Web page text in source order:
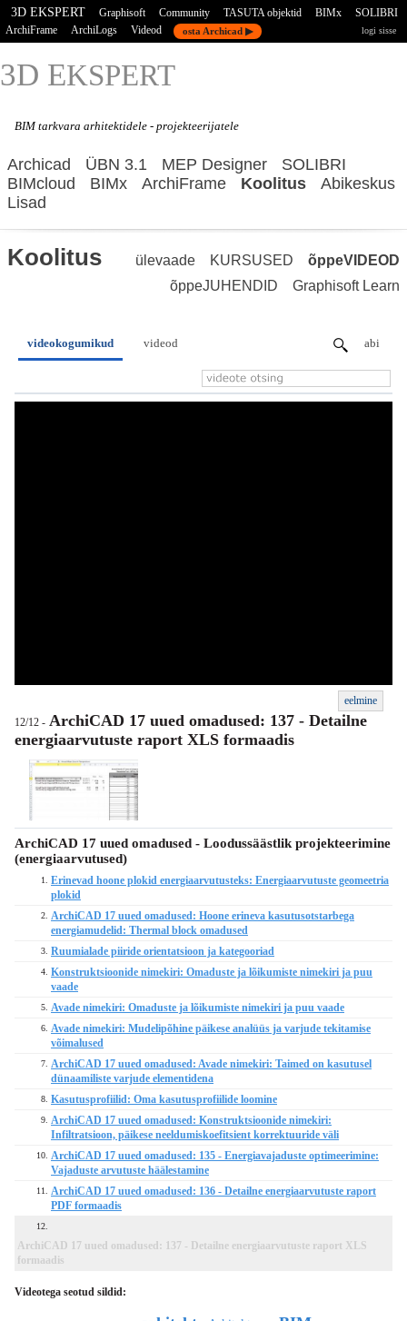
3D EKSPERT Graphisoft Community TASUTA objektid BIMx
SOLIBRI
ArchiFrame
ArchiLogs Videod osta Archicad ▶ logi sisse
3D EKSPERT
BIM tarkvara arhitektidele - projekteerijatele
Archicad ÜBN 3.1 MEP Designer
SOLIBRI
BIMcloud
BIMx ArchiFrame Koolitus
Abikeskus
Lisad
Koolitus ülevaade KURSUSED
õppeVIDEOD
õppeJUHENDID
Graphisoft Learn
videokogumikud videod abi
eelmine
12/12 - ArchiCAD 17 uued omadused: 137 - Detailne
energiaarvutuste raport XLS formaadis
ArchiCAD 17 uued omadused - Loodussäästlik projekteerimine
(energiaarvutused)
1.
Erinevad hoone plokid energiaarvutusteks: Energiaarvutuste geomeetria
plokid
2.
ArchiCAD 17 uued omadused: Hoone erineva kasutusotstarbega
energiamudelid: Thermal block omadused
3. Ruumialade piiride orientatsioon ja kategooriad
4. Konstruktsioonide nimekiri: Omaduste ja lõikumiste nimekiri ja puu
vaade
5. Avade nimekiri: Omaduste ja lõikumiste nimekiri ja puu vaade
6.
Avade nimekiri: Mudelipõhine päikese analüüs ja varjude tekitamise
võimalused
7.
ArchiCAD 17 uued omadused: Avade nimekiri: Taimed on kasutusel
dünaamiliste varjude elementidena
8. Kasutusprofiilid: Oma kasutusprofiilide loomine
9.
ArchiCAD 17 uued omadused: Konstruktsioonide nimekiri:
Infiltratsioon, päikese neeldumiskoefitsient korrektuuride väli
10.
ArchiCAD 17 uued omadused: 135 - Energiavajaduste optimeerimine:
Vajaduste arvutuste häälestamine
11.
ArchiCAD 17 uued omadused: 136 - Detailne energiaarvutuste raport
PDF formaadis
12.
ArchiCAD 17 uued omadused: 137 - Detailne energiaarvutuste raport XLS
formaadis
Videotega seotud sildid: